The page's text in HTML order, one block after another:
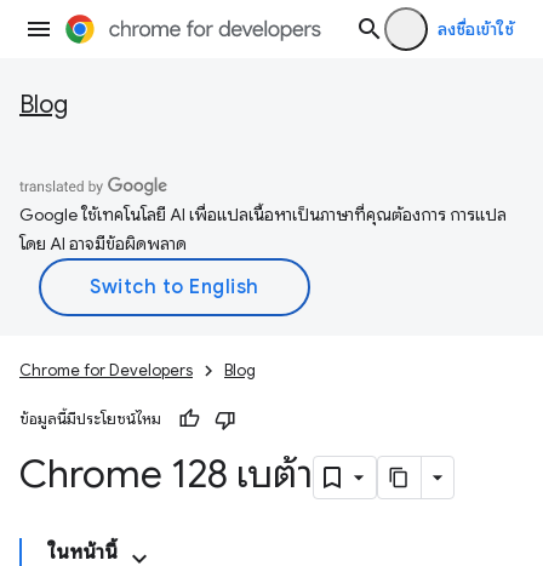
ลงชื่อเข้าใช้
Blog
Google ใช้เทคโนโลยี AI เพื่อแปลเนื้อหาเป็นภาษาที่คุณต้องการ การแปล
โดย AI อาจมีข้อผิดพลาด
Chrome for Developers Blog
ข้อมูลนี้มีประโยชน์ไหม
Chrome 128 เบต้า
ในหน้านี้